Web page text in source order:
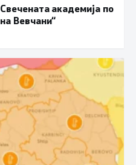
академија по
Вевчани“